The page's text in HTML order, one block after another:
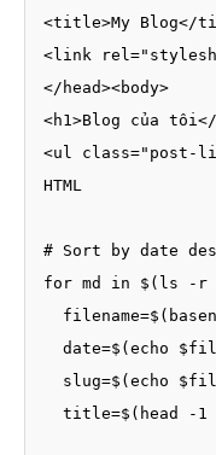
<title>My Blog</
<link
</head><body>
<h1>Blog của tôi</
<ul class="post-
HTML
# Sort by date
for md in $(ls -r
date=$(echo
slug=$(echo
title=$(head -1